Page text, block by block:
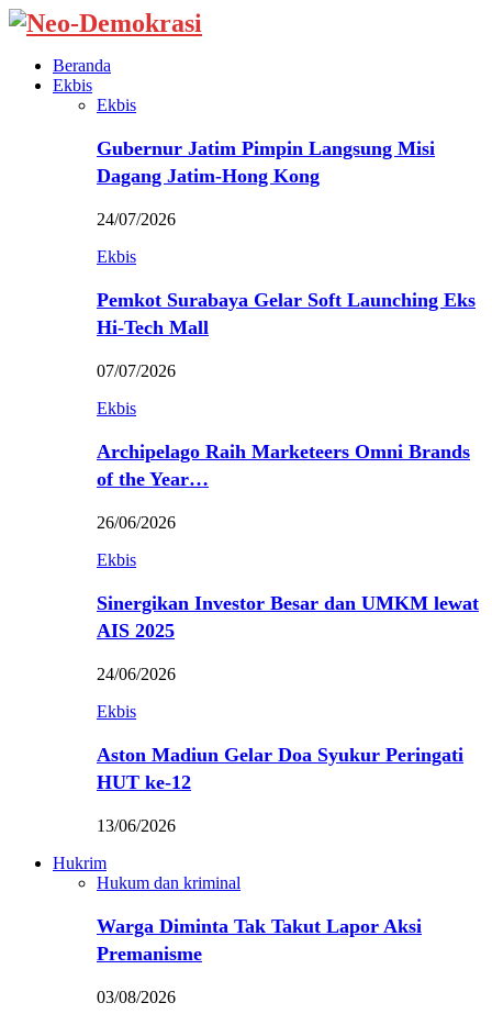
Beranda
Ekbis
Ekbis
Gubernur Jatim Pimpin Langsung Misi
Dagang Jatim-Hong Kong
24/07/2026
Ekbis
Pemkot Surabaya Gelar Soft Launching Eks
Hi-Tech Mall
07/07/2026
Ekbis
Archipelago Raih Marketeers Omni Brands
of the Year…
26/06/2026
Ekbis
Sinergikan Investor Besar dan UMKM lewat
AIS 2025
24/06/2026
Ekbis
Aston Madiun Gelar Doa Syukur Peringati
HUT ke-12
13/06/2026
Hukrim
Hukum dan kriminal
Warga Diminta Tak Takut Lapor Aksi
Premanisme
03/08/2026